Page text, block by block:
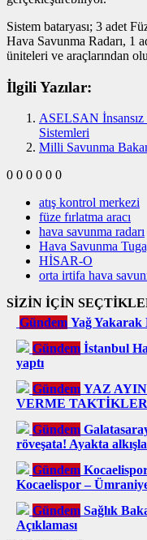
Sistem bataryası; 3 adet
Hava Savunma Radarı, 1
üniteleri ve araçlarından
İlgili Yazılar:
ASELSAN
Sistemleri
Milli Savunma
0 0 0 0 0 0
atış kontrol merkezi
füze fırlatma aracı
hava savunma radarı
Hava Savunma
HİSAR-O
orta irtifa hava
SİZİN İÇİN
Gündem Yağ Yakarak
Gündem İstanbul
yaptı
Gündem YAZ
VERME
Gündem
röveşata! Ayakta
Gündem
Kocaelispor –
Gündem Sağlık
Açıklaması